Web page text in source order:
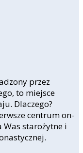
przez
to miejsce
Dlaczego?
centrum on-
starożytne i